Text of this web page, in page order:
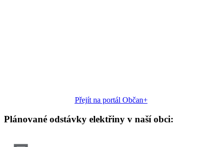
Přejít na portál Občan+
Plánované odstávky elektřiny v naší obci: